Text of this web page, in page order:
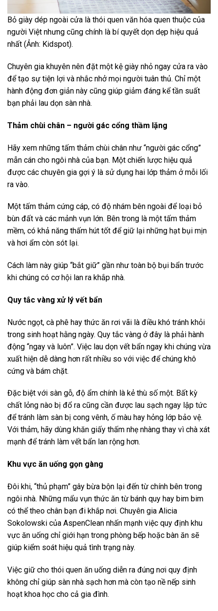
Bỏ giày dép ngoài cửa là thói quen văn hóa quen thuộc của
người Việt nhưng cũng chính là bí quyết dọn dẹp hiệu quả
nhất (Ảnh: Kidspot).
Chuyên gia khuyên nên đặt một kệ giày nhỏ ngay cửa ra vào
để tạo sự tiện lợi và nhắc nhở mọi người tuân thủ. Chỉ một
hành động đơn giản này cũng giúp giảm đáng kể tần suất
bạn phải lau dọn sàn nhà.
Thảm chùi chân – người gác cổng thầm lặng
Hãy xem những tấm thảm chùi chân như “người gác cổng”
mẫn cán cho ngôi nhà của bạn. Một chiến lược hiệu quả
được các chuyên gia gợi ý là sử dụng hai lớp thảm ở mỗi lối
ra vào.
Một tấm thảm cứng cáp, có độ nhám bên ngoài để loại bỏ
bùn đất và các mảnh vụn lớn. Bên trong là một tấm thảm
mềm, có khả năng thấm hút tốt để giữ lại những hạt bụi mịn
và hơi ẩm còn sót lại.
Cách làm này giúp “bắt giữ” gần như toàn bộ bụi bẩn trước
khi chúng có cơ hội lan ra khắp nhà.
Quy tắc vàng xử lý vết bẩn
Nước ngọt, cà phê hay thức ăn rơi vãi là điều khó tránh khỏi
trong sinh hoạt hằng ngày. Quy tắc vàng ở đây là phải hành
động “ngay và luôn”. Việc lau dọn vết bẩn ngay khi chúng vừa
xuất hiện dễ dàng hơn rất nhiều so với việc để chúng khô
cứng và bám chặt.
Đặc biệt với sàn gỗ, độ ẩm chính là kẻ thù số một. Bất kỳ
chất lỏng nào bị đổ ra cũng cần được lau sạch ngay lập tức
để tránh làm sàn bị cong vênh, ố màu hay hỏng lớp bảo vệ.
Với thảm, hãy dùng khăn giấy thấm nhẹ nhàng thay vì chà xát
mạnh để tránh làm vết bẩn lan rộng hơn.
Khu vực ăn uống gọn gàng
Đôi khi, “thủ phạm” gây bừa bộn lại đến từ chính bên trong
ngôi nhà. Những mẩu vụn thức ăn từ bánh quy hay bim bim
có thể theo chân bạn đi khắp nơi. Chuyên gia Alicia
Sokolowski của AspenClean nhấn mạnh việc quy định khu
vực ăn uống chỉ giới hạn trong phòng bếp hoặc bàn ăn sẽ
giúp kiểm soát hiệu quả tình trạng này.
Việc giữ cho thói quen ăn uống diễn ra đúng nơi quy định
không chỉ giúp sàn nhà sạch hơn mà còn tạo nề nếp sinh
hoạt khoa học cho cả gia đình.